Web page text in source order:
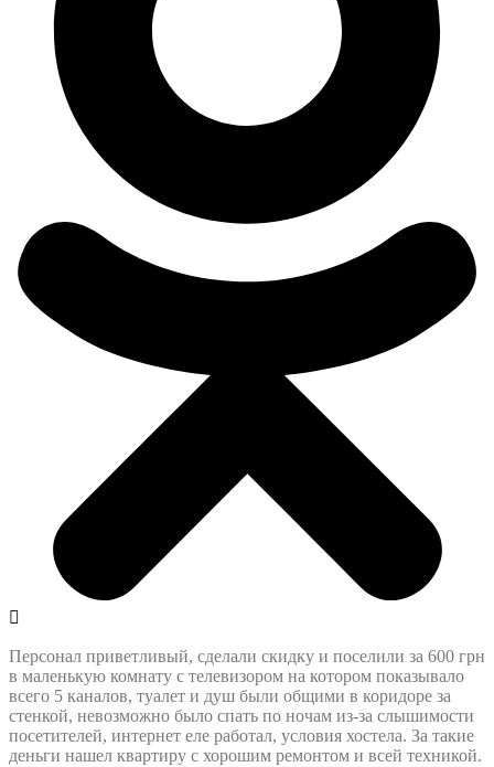
Персонал приветливый, сделали скидку и поселили за 600 грн
в маленькую комнату с телевизором на котором показывало
всего 5 каналов, туалет и душ были общими в коридоре за
стенкой, невозможно было спать по ночам из-за слышимости
посетителей, интернет еле работал, условия хостела. За такие
деньги нашел квартиру с хорошим ремонтом и всей техникой.